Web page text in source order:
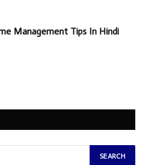
Management Tips In Hindi